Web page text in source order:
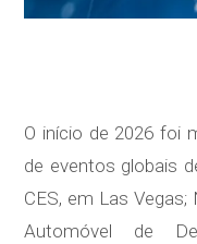
O início de 2026 foi
de eventos globais
CES, em Las Vegas;
Automóvel de